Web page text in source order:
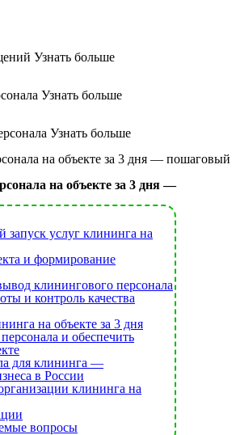
Узнать больше
Узнать больше
Узнать больше
на объекте за 3 дня — пошаговый
на объекте за 3 дня —
услуг клининга на
и формирование
клинингового персонала
и контроль качества
на объекте за 3 дня
и обеспечить
для клининга —
в России
клининга на
вопросы